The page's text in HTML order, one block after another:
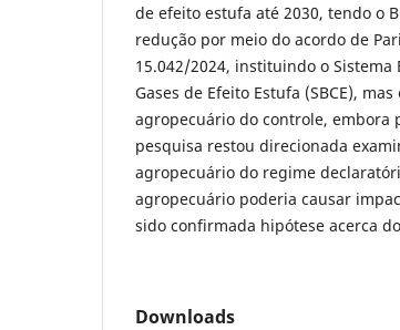
de efeito estufa até 2030, tendo o
redução por meio do acordo de
15.042/2024, instituindo o Sistema
Gases de Efeito Estufa (SBCE),
agropecuário do controle, embora
pesquisa restou direcionada
agropecuário do regime
agropecuário poderia causar
sido confirmada hipótese acerca
Downloads